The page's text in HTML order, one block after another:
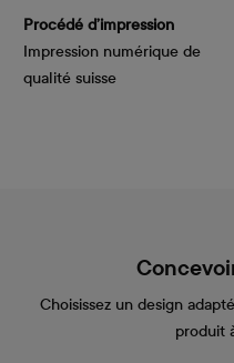
Procédé d’impression
Impression numérique de
qualité suisse
Choisissez un design
produit